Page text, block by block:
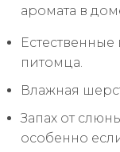
аромата в
питомца.
Влажная
Запах от
особенно